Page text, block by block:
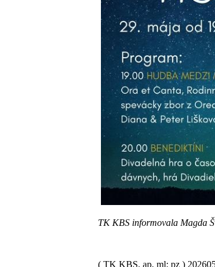
TK KBS informovala Magda
( TK KBS, ap, ml; pz )